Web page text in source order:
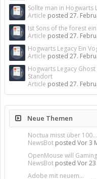
Sollte man in Hogwarts
Article posted 27.
Ist Sons of the forest
Article posted 27.
Hogwarts Legacy Ein
Article posted 27.
Hogwarts Legacy
Standort
Article posted 27.
Neue Themen
Noctua misst über 100...
NewsBot posted Vor 3
OpenMouse will
NewsBot posted Vor
Adobe mit neuem...